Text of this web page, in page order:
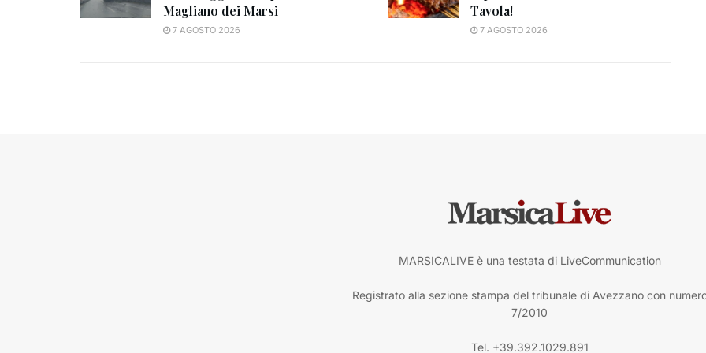
Magliano dei Marsi
7 AGOSTO 2026
Tavola!
7 AGOSTO 2026
MARSICALIVE è una testata di LiveCommunication
Registrato alla sezione stampa del tribunale di Avezzano con
7/2010
Tel. +39.392.1029.891